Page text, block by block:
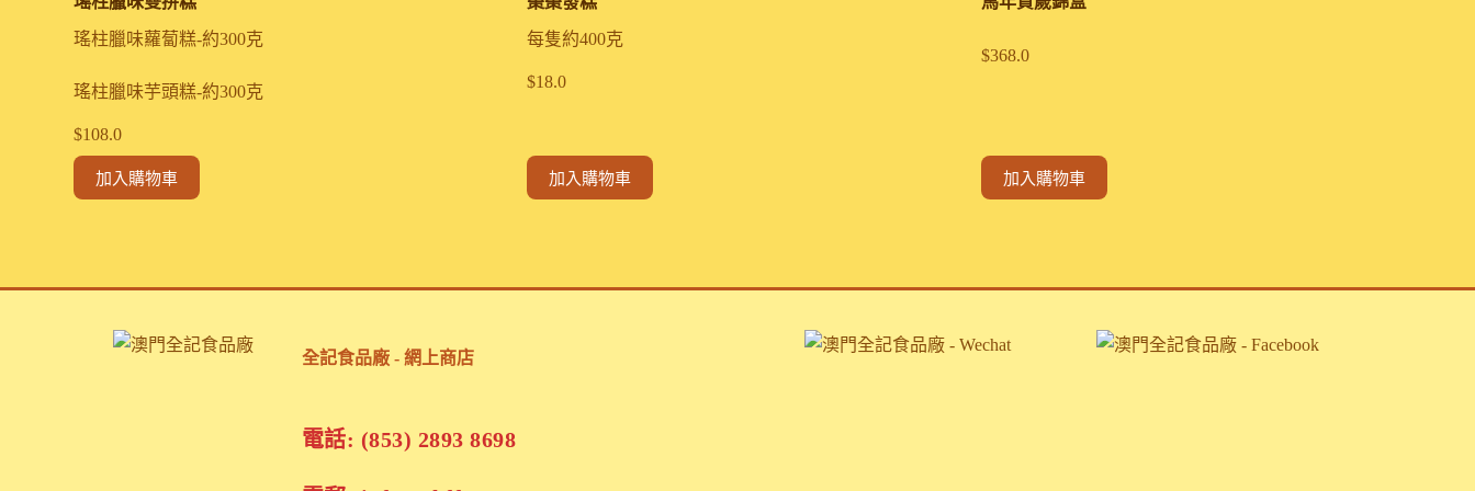
瑤柱臘味蘿蔔糕-約300克
瑤柱臘味芋頭糕-約300克
$108.0
加入購物車
每隻約400克
$18.0
加入購物車
$368.0
加入購物車
全記食品廠 - 網上商店
電話: (853) 2893 8698